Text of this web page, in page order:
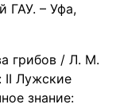
ГАУ. – Уфа,
грибов / Л. М.
II Лужские
знание: